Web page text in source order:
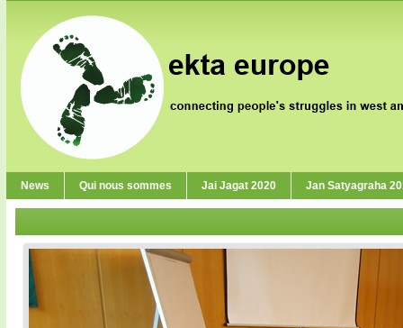
News Qui nous sommes Jai Jagat 2020 Jan Satyagraha